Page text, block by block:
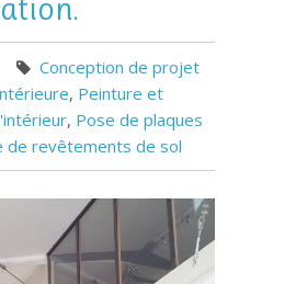
Conception de projet
, Peinture et
, Pose de plaques
de revêtements de sol